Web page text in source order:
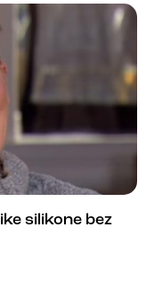
silikone bez